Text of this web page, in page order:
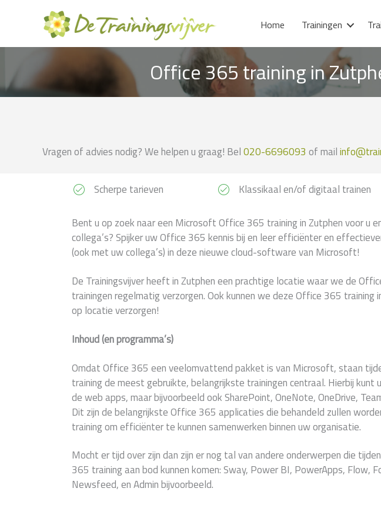
inhoud
Home Trainingen
Office 365 training in
Vragen of advies nodig? We helpen u graag! Bel020-6696093 of mail
Scherpe tarieven Klassikaal en/of digitaal trainen
Bent u op zoek naar een Microsoft Office 365 training in Zutphen voor u
collega’s? Spijker uw Office 365 kennis bij en leer efficiënter en
(ook met uw collega’s) in deze nieuwe cloud-software van Microsoft!
De Trainingsvijver heeft in Zutphen een prachtige locatie waar we de
trainingen regelmatig verzorgen. Ook kunnen we deze Office 365 training
op locatie verzorgen!
Inhoud (en programma’s)
Omdat Office 365 een veelomvattend pakket is van Microsoft, staan
training de meest gebruikte, belangrijkste trainingen centraal. Hierbij kunt
de web apps, maar bijvoorbeeld ook SharePoint, OneNote, OneDrive,
Dit zijn de belangrijkste Office 365 applicaties die behandeld zullen
training om efficiënter te kunnen samenwerken binnen uw organisatie.
Mocht er tijd over zijn dan zijn er nog tal van andere onderwerpen die
365 training aan bod kunnen komen: Sway, Power BI, PowerApps, Flow,
Newsfeed, en Admin bijvoorbeeld.